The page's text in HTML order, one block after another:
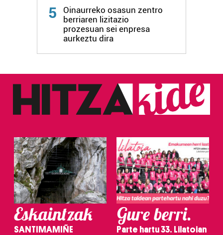
bazkideen zerrenda, beren ustez zein helburutarako
duten interes legitimoa eta horren aurka nola egin
dezakezun ikusteko.
datuen atalean. Edozein unetan alda edo ken dezakezu
zure baimena Cookieen adierazpenean.
zerbitzuak hobetzeko asmoz, cookie teknologiaz
baliatzen gara. Ohar hau onartuz gero, teknologia hori
erabiltzeko baimen esplizitua ematen diguzu.Gehiago
irakurri
5
Oinaurreko osasun zentro
berriaren lizitazio
prozesuan sei enpresa
aurkeztu dira
Eskaintzak
SANTIMAMIÑE
Gure berri.
Parte hartu 33. Lilatoian